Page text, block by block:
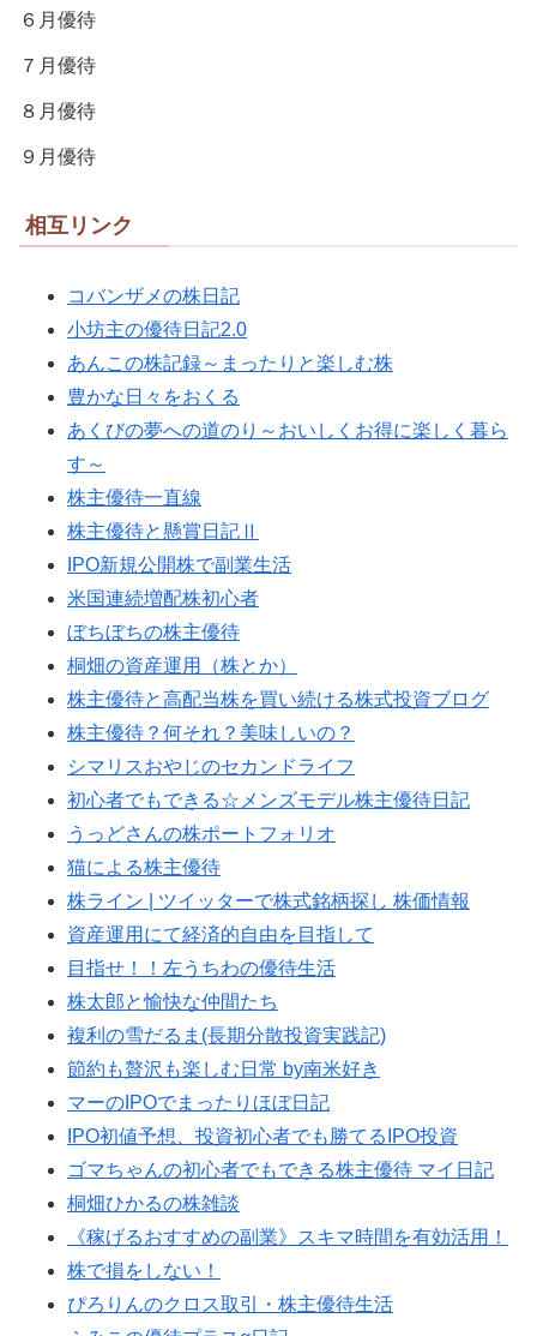
６月優待
７月優待
８月優待
９月優待
相互リンク
コバンザメの株日記
小坊主の優待日記2.0
あんこの株記録～まったりと楽しむ株
豊かな日々をおくる
あくびの夢への道のり～おいしくお得に楽しく暮ら
す～
株主優待一直線
株主優待と懸賞日記Ⅱ
IPO新規公開株で副業生活
米国連続増配株初心者
ぼちぼちの株主優待
桐畑の資産運用（株とか）
株主優待と高配当株を買い続ける株式投資ブログ
株主優待？何それ？美味しいの？
シマリスおやじのセカンドライフ
初心者でもできる☆メンズモデル株主優待日記
うっどさんの株ポートフォリオ
猫による株主優待
株ライン | ツイッターで株式銘柄探し 株価情報
資産運用にて経済的自由を目指して
目指せ！！左うちわの優待生活
株太郎と愉快な仲間たち
複利の雪だるま(長期分散投資実践記)
節約も贅沢も楽しむ日常 by南米好き
マーのIPOでまったりほぼ日記
IPO初値予想、投資初心者でも勝てるIPO投資
ゴマちゃんの初心者でもできる株主優待 マイ日記
桐畑ひかるの株雑談
《稼げるおすすめの副業》スキマ時間を有効活用！
株で損をしない！
ぴろりんのクロス取引・株主優待生活